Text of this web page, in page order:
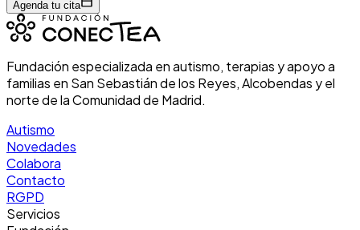
Agenda tu cita
Fundación especializada en autismo, terapias y apoyo a
familias en San Sebastián de los Reyes, Alcobendas y el
norte de la Comunidad de Madrid.
Autismo
Novedades
Colabora
Contacto
RGPD
Servicios